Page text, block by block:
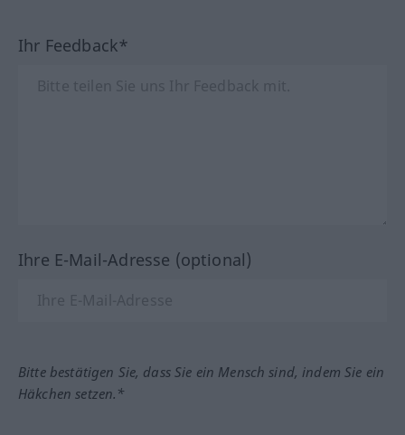
Ihr Feedback*
Ihre E-Mail-Adresse (optional)
Bitte bestätigen Sie, dass Sie ein Mensch sind, indem Sie ein
Häkchen setzen.*